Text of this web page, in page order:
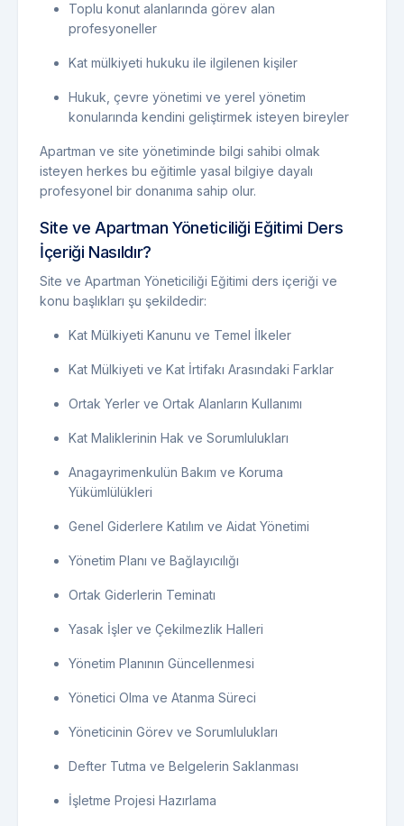
Toplu konut alanlarında görev alan
profesyoneller
Kat mülkiyeti hukuku ile ilgilenen kişiler
Hukuk, çevre yönetimi ve yerel yönetim
konularında kendini geliştirmek isteyen bireyler
Apartman ve site yönetiminde bilgi sahibi olmak
isteyen herkes bu eğitimle yasal bilgiye dayalı
profesyonel bir donanıma sahip olur.
Site ve Apartman Yöneticiliği Eğitimi Ders
İçeriği Nasıldır?
Site ve Apartman Yöneticiliği Eğitimi ders içeriği ve
konu başlıkları şu şekildedir:
Kat Mülkiyeti Kanunu ve Temel İlkeler
Kat Mülkiyeti ve Kat İrtifakı Arasındaki Farklar
Ortak Yerler ve Ortak Alanların Kullanımı
Kat Maliklerinin Hak ve Sorumlulukları
Anagayrimenkulün Bakım ve Koruma
Yükümlülükleri
Genel Giderlere Katılım ve Aidat Yönetimi
Yönetim Planı ve Bağlayıcılığı
Ortak Giderlerin Teminatı
Yasak İşler ve Çekilmezlik Halleri
Yönetim Planının Güncellenmesi
Yönetici Olma ve Atanma Süreci
Yöneticinin Görev ve Sorumlulukları
Defter Tutma ve Belgelerin Saklanması
İşletme Projesi Hazırlama